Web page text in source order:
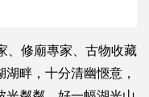
、修廟專家、古物收藏
畔，十分清幽愜意，